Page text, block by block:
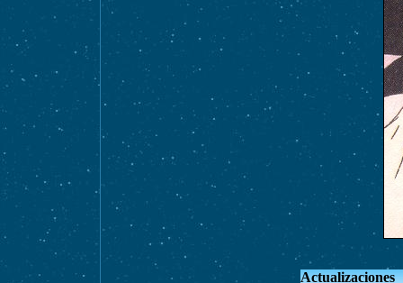
Actualizaciones